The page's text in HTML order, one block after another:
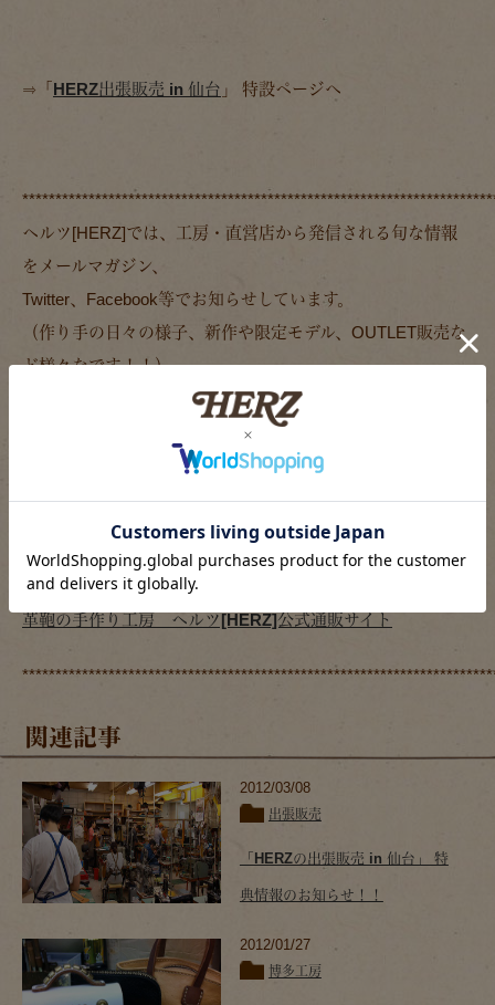
⇒「 HERZ出張販売 in 仙台 」 特設ページへ
ヘルツ[HERZ]では、工房・直営店から発信される旬な情報
をメールマガジン、
Twitter、Facebook等でお知らせしています。
（作り手の日々の様子、新作や限定モデル、OUTLET販売な
ど様々なです！！）
登録は下記のリンクから簡単に行えます！！
ヘルツのメールマガジン『鞄工房ヘルツのあれこれ』
HERZ公式Facebookページ
革鞄の手作り工房 ヘルツ[HERZ]公式通販サイト
関連記事
2012/03/08
出張販売
「HERZの出張販売 in 仙台」 特
典情報のお知らせ！！
2012/01/27
博多工房